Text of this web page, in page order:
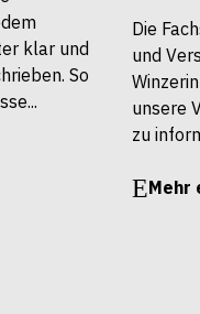
klar und
So
Die
und
unsere
zu
Mehr